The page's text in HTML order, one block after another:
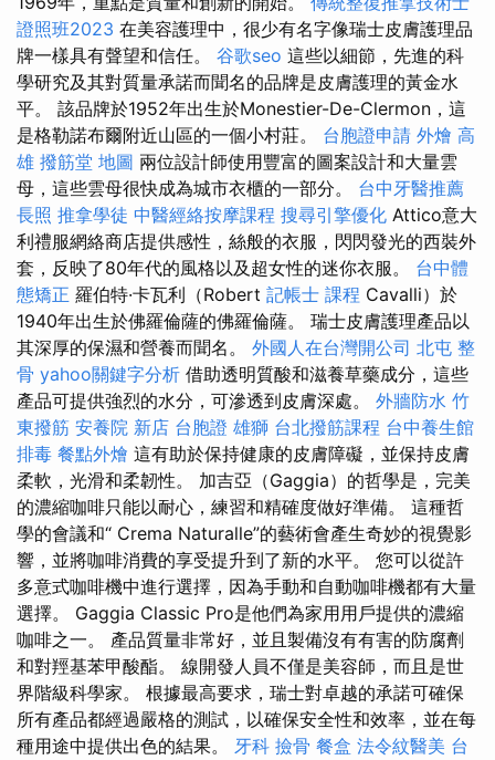
證照班2023 在美容護理中，很少有名字像瑞士皮膚護理品
牌一樣具有聲望和信任。 谷歌seo 這些以細節，先進的科
學研究及其對質量承諾而聞名的品牌是皮膚護理的黃金水
平。 該品牌於1952年出生於Monestier-De-Clermon，這
是格勒諾布爾附近山區的一個小村莊。 台胞證申請 外燴 高
雄 撥筋堂 地圖 兩位設計師使用豐富的圖案設計和大量雲
母，這些雲母很快成為城市衣櫃的一部分。 台中牙醫推薦
長照 推拿學徒 中醫經絡按摩課程 搜尋引擎優化 Attico意大
利禮服網絡商店提供感性，絲般的衣服，閃閃發光的西裝外
套，反映了80年代的風格以及超女性的迷你衣服。 台中體
態矯正 羅伯特·卡瓦利（Robert 記帳士 課程 Cavalli）於
1940年出生於佛羅倫薩的佛羅倫薩。 瑞士皮膚護理產品以
其深厚的保濕和營養而聞名。 外國人在台灣開公司 北屯 整
骨 yahoo關鍵字分析 借助透明質酸和滋養草藥成分，這些
產品可提供強烈的水分，可滲透到皮膚深處。 外牆防水 竹
東撥筋 安養院 新店 台胞證 雄獅 台北撥筋課程 台中養生館
排毒 餐點外燴 這有助於保持健康的皮膚障礙，並保持皮膚
柔軟，光滑和柔韌性。 加吉亞（Gaggia）的哲學是，完美
的濃縮咖啡只能以耐心，練習和精確度做好準備。 這種哲
學的會議和“ Crema Naturalle”的藝術會產生奇妙的視覺影
響，並將咖啡消費的享受提升到了新的水平。 您可以從許
多意式咖啡機中進行選擇，因為手動和自動咖啡機都有大量
選擇。 Gaggia Classic Pro是他們為家用用戶提供的濃縮
咖啡之一。 產品質量非常好，並且製備沒有有害的防腐劑
和對羥基苯甲酸酯。 線開發人員不僅是美容師，而且是世
界階級科學家。 根據最高要求，瑞士對卓越的承諾可確保
所有產品都經過嚴格的測試，以確保安全性和效率，並在每
種用途中提供出色的結果。 牙科 撿骨 餐盒 法令紋醫美 台